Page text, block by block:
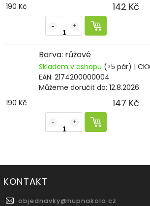
190 Kč
142 Kč
Barva: růžové
Skladem v eshopu (>5 pár) |
EAN: 2174200000004
Můžeme doručit do: 12.8.2026
190 Kč
147 Kč
KONTAKT
objednavky@hupnakolo.cz